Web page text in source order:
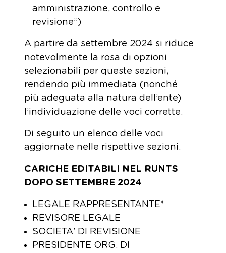
amministrazione, controllo e
revisione”)
A partire da settembre 2024 si riduce
notevolmente la rosa di opzioni
selezionabili per queste sezioni,
rendendo più immediata (nonché
più adeguata alla natura dell’ente)
l’individuazione delle voci corrette.
Di seguito un elenco delle voci
aggiornate nelle rispettive sezioni.
CARICHE EDITABILI NEL RUNTS
DOPO SETTEMBRE 2024
LEGALE RAPPRESENTANTE*
REVISORE LEGALE
SOCIETA' DI REVISIONE
PRESIDENTE ORG. DI